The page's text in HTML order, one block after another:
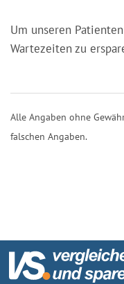
Um unseren
Wartezeiten zu
Alle Angaben ohne
falschen Angaben.